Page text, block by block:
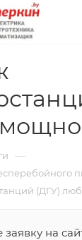
—
(ДГУ)
на